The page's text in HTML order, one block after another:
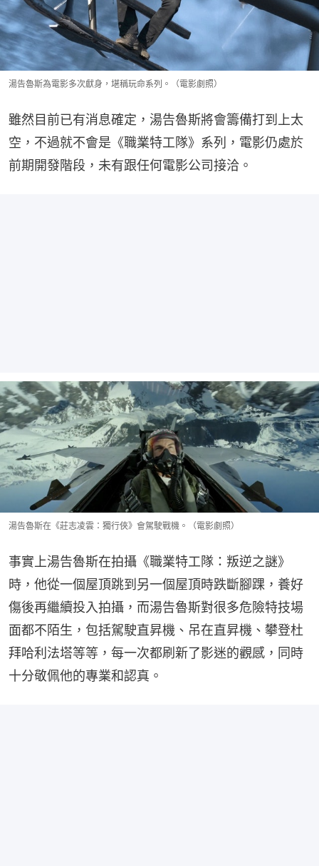
湯告魯斯為電影多次獻身，堪稱玩命系列。（電影劇照）
雖然目前已有消息確定，湯告魯斯將會籌備打到上太
空，不過就不會是《職業特工隊》系列，電影仍處於
前期開發階段，未有跟任何電影公司接洽。
湯告魯斯在《莊志凌雲：獨行俠》會駕駛戰機。（電影劇照）
事實上湯告魯斯在拍攝《職業特工隊：叛逆之謎》
時，他從一個屋頂跳到另一個屋頂時跌斷腳踝，養好
傷後再繼續投入拍攝，而湯告魯斯對很多危險特技場
面都不陌生，包括駕駛直昇機、吊在直昇機、攀登杜
拜哈利法塔等等，每一次都刷新了影迷的觀感，同時
十分敬佩他的專業和認真。